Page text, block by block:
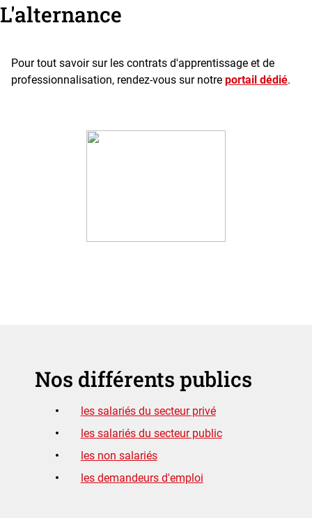
L'alternance
Pour tout savoir sur les contrats d'apprentissage et de
professionnalisation, rendez-vous sur notre portail dédié.
Nos différents publics
les salariés du secteur privé
les salariés du secteur public
les non salariés
les demandeurs d'emploi